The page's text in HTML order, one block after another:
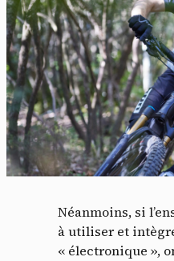
Néanmoins, si
à utiliser et
« électronique »,